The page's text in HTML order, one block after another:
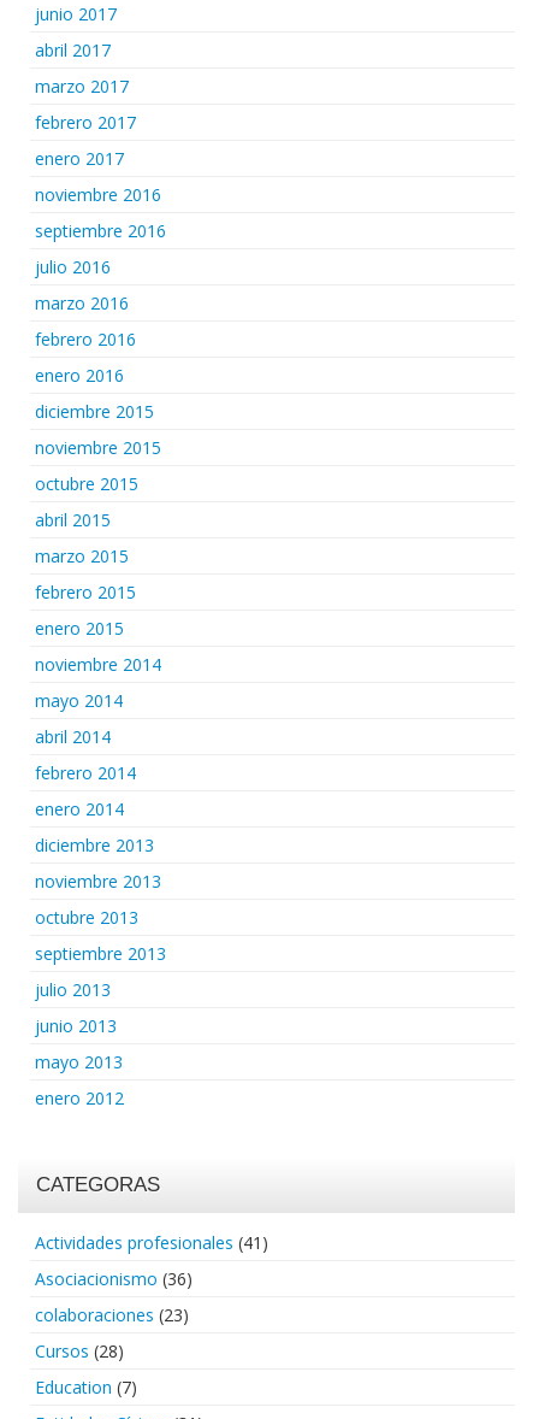
junio 2017
abril 2017
marzo 2017
febrero 2017
enero 2017
noviembre 2016
septiembre 2016
julio 2016
marzo 2016
febrero 2016
enero 2016
diciembre 2015
noviembre 2015
octubre 2015
abril 2015
marzo 2015
febrero 2015
enero 2015
noviembre 2014
mayo 2014
abril 2014
febrero 2014
enero 2014
diciembre 2013
noviembre 2013
octubre 2013
septiembre 2013
julio 2013
junio 2013
mayo 2013
enero 2012
CATEGORAS
Actividades profesionales (41)
Asociacionismo (36)
colaboraciones (23)
Cursos (28)
Education (7)